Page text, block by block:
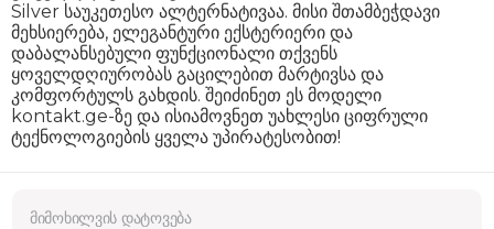
Silver საუკეთესო ალტერნატივაა. მისი შთამბეჭდავი
მეხსიერება, ელეგანტური ექსტერიერი და
დაბალანსებული ფუნქციონალი თქვენს
ყოველდღიურობას გაცილებით მარტივსა და
კომფორტულს გახდის. შეიძინეთ ეს მოდელი
kontakt.ge-ზე და ისიამოვნეთ უახლესი ციფრული
ტექნოლოგიების ყველა უპირატესობით!